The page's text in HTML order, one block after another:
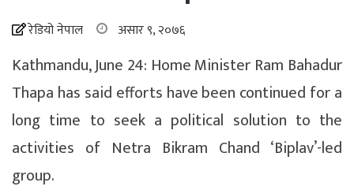
रेडियो नेपाल असार ९, २०७६
Kathmandu, June 24: Home Minister Ram Bahadur
Thapa has said efforts have been continued for a
long time to seek a political solution to the
activities of Netra Bikram Chand ‘Biplav’-led
group.